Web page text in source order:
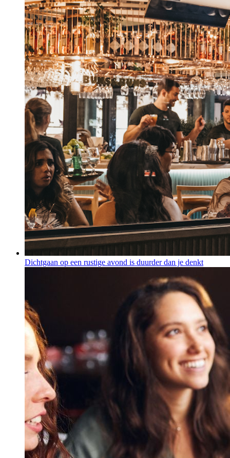
Dichtgaan op een rustige avond is duurder dan je denkt